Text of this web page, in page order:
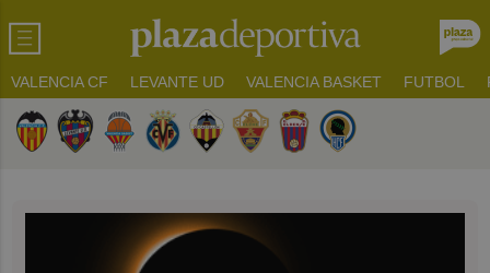
VALENCIA CF LEVANTE UD VALENCIA BASKET FUTBOL